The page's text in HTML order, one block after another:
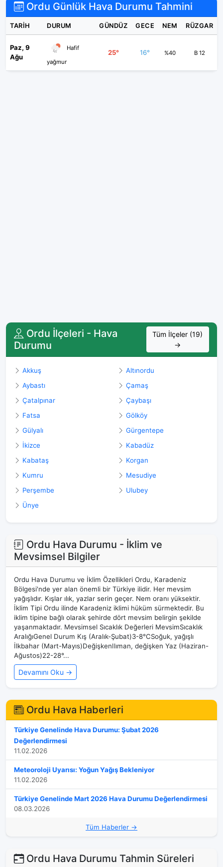
Ordu Günlük Hava Durumu Tahmini
TARIH DURUM GÜNDÜZ GECE NEM RÜZGAR
Paz, 9
Ağu
Hafif
yağmur
25° 16° %40 B 12
Ordu İlçeleri - Hava
Durumu
Tüm İlçeler (19)
→
Akkuş
Altınordu
Aybastı
Çamaş
Çatalpınar
Çaybaşı
Fatsa
Gölköy
Gülyalı
Gürgentepe
İkizce
Kabadüz
Kabataş
Korgan
Kumru
Mesudiye
Perşembe
Ulubey
Ünye
Ordu Hava Durumu - İklim ve
Mevsimsel Bilgiler
Ordu Hava Durumu ve İklim Özellikleri Ordu, Karadeniz
Bölgesi'nde yer alan önemli bir Türkiye ilidir. Her mevsim
yağışlıdır. Kışlar ılık, yazlar serin geçer. Nem oranı yüksektir.
İklim Tipi Ordu ilinde Karadeniz iklimi hüküm sürmektedir. Bu
iklim tipine bağlı olarak şehirde dört mevsim belirgin şekilde
yaşanmaktadır. Mevsimsel Sıcaklık Değerleri MevsimSıcaklık
AralığıGenel Durum Kış (Aralık-Şubat)3-8°CSoğuk, yağışlı
İlkbahar (Mart-Mayıs)DeğişkenIlıman, değişken Yaz (Haziran-
Ağustos)22-28°...
Devamını Oku →
Ordu Hava Haberleri
Türkiye Genelinde Hava Durumu: Şubat 2026
Değerlendirmesi
11.02.2026
Meteoroloji Uyarısı: Yoğun Yağış Bekleniyor
11.02.2026
Türkiye Genelinde Mart 2026 Hava Durumu Değerlendirmesi
08.03.2026
Tüm Haberler →
Ordu Hava Durumu Tahmin Süreleri